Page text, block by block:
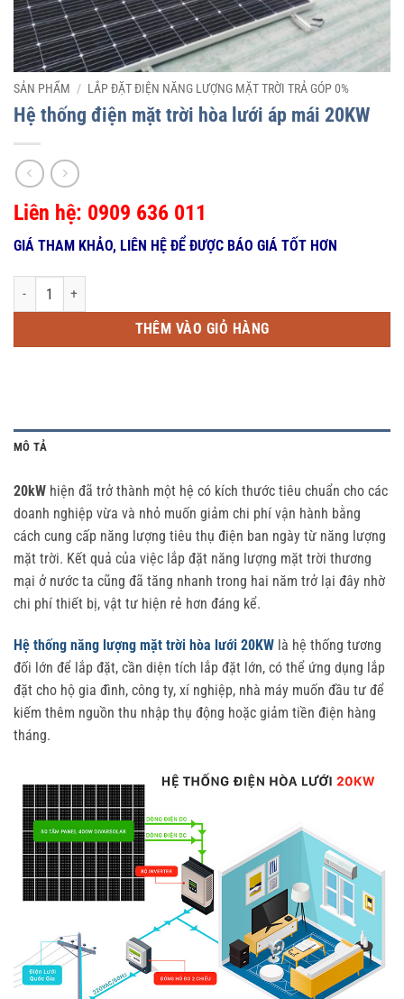
SẢN PHẨM / LẮP ĐẶT ĐIỆN NĂNG LƯỢNG MẶT TRỜI TRẢ GÓP 0%
Hệ thống điện mặt trời hòa lưới áp mái 20KW
Liên hệ: 0909 636 011
GIÁ THAM KHẢO, LIÊN HỆ ĐỂ ĐƯỢC BÁO GIÁ TỐT HƠN
Hệ thống điện mặt trời hòa lưới áp mái 20KW số lượng
THÊM VÀO GIỎ HÀNG
MÔ TẢ
20kW hiện đã trở thành một hệ có kích thước tiêu chuẩn cho các
doanh nghiệp vừa và nhỏ muốn giảm chi phí vận hành bằng
cách cung cấp năng lượng tiêu thụ điện ban ngày từ năng lượng
mặt trời. Kết quả của việc lắp đặt năng lượng mặt trời thương
mại ở nước ta cũng đã tăng nhanh trong hai năm trở lại đây nhờ
chi phí thiết bị, vật tư hiện rẻ hơn đáng kể.
Hệ thống năng lượng mặt trời hòa lưới 20KW là hệ thống tương
đối lớn để lắp đặt, cần diện tích lắp đặt lớn, có thể ứng dụng lắp
đặt cho hộ gia đình, công ty, xí nghiệp, nhà máy muốn đầu tư để
kiếm thêm nguồn thu nhập thụ động hoặc giảm tiền điện hàng
tháng.